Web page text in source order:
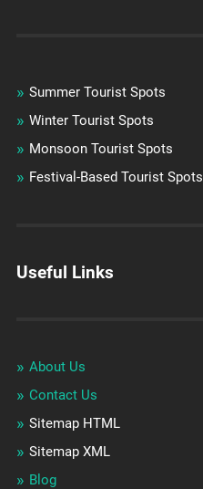
Summer Tourist Spots
Winter Tourist Spots
Monsoon Tourist Spots
Festival-Based Tourist Spots
Useful Links
About Us
Contact Us
Sitemap HTML
Sitemap XML
Blog